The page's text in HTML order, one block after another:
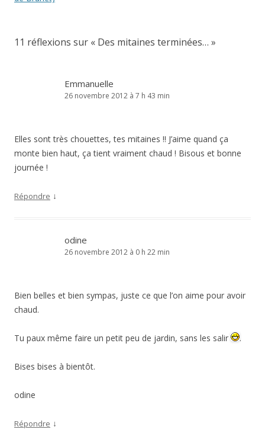
11 réflexions sur « Des mitaines terminées… »
Emmanuelle
26 novembre 2012 à 7 h 43 min
Elles sont très chouettes, tes mitaines !! J’aime quand ça
monte bien haut, ça tient vraiment chaud ! Bisous et bonne
journée !
Répondre ↓
odine
26 novembre 2012 à 0 h 22 min
Bien belles et bien sympas, juste ce que l’on aime pour avoir
chaud.
Tu paux même faire un petit peu de jardin, sans les salir .
Bises bises à bientôt.
odine
Répondre ↓